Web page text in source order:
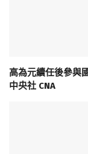
高為元續任後參與
中央社 CNA